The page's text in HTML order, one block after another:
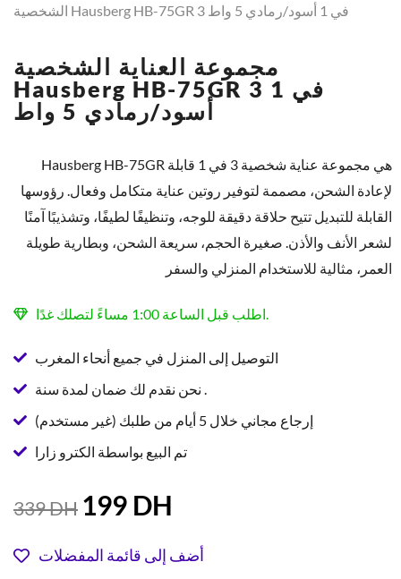
الشخصية Hausberg HB-75GR 3 في 1 أسود/رمادي 5 واط
مجموعة العناية الشخصية
Hausberg HB-75GR 3 في 1
أسود/رمادي 5 واط
Hausberg HB-75GR هي مجموعة عناية شخصية 3 في 1 قابلة
لإعادة الشحن، مصممة لتوفير روتين عناية متكامل وفعال. رؤوسها
القابلة للتبديل تتيح حلاقة دقيقة للوجه، وتنظيفًا لطيفًا، وتشذيبًا آمنًا
لشعر الأنف والأذن. صغيرة الحجم، سريعة الشحن، وبطارية طويلة
العمر، مثالية للاستخدام المنزلي والسفر
اطلب قبل الساعة 1:00 مساءً لتصلك غدًا.
التوصيل إلى المنزل في جميع أنحاء المغرب
نحن نقدم لك ضمان لمدة سنة .
إرجاع مجاني خلال 5 أيام من طلبك (غير مستخدم)
تم البيع بواسطة الكترو زارا
339DH
السعر
الأصلي
هو:
199 DH
هو:
أضف إلى قائمة المفضلات